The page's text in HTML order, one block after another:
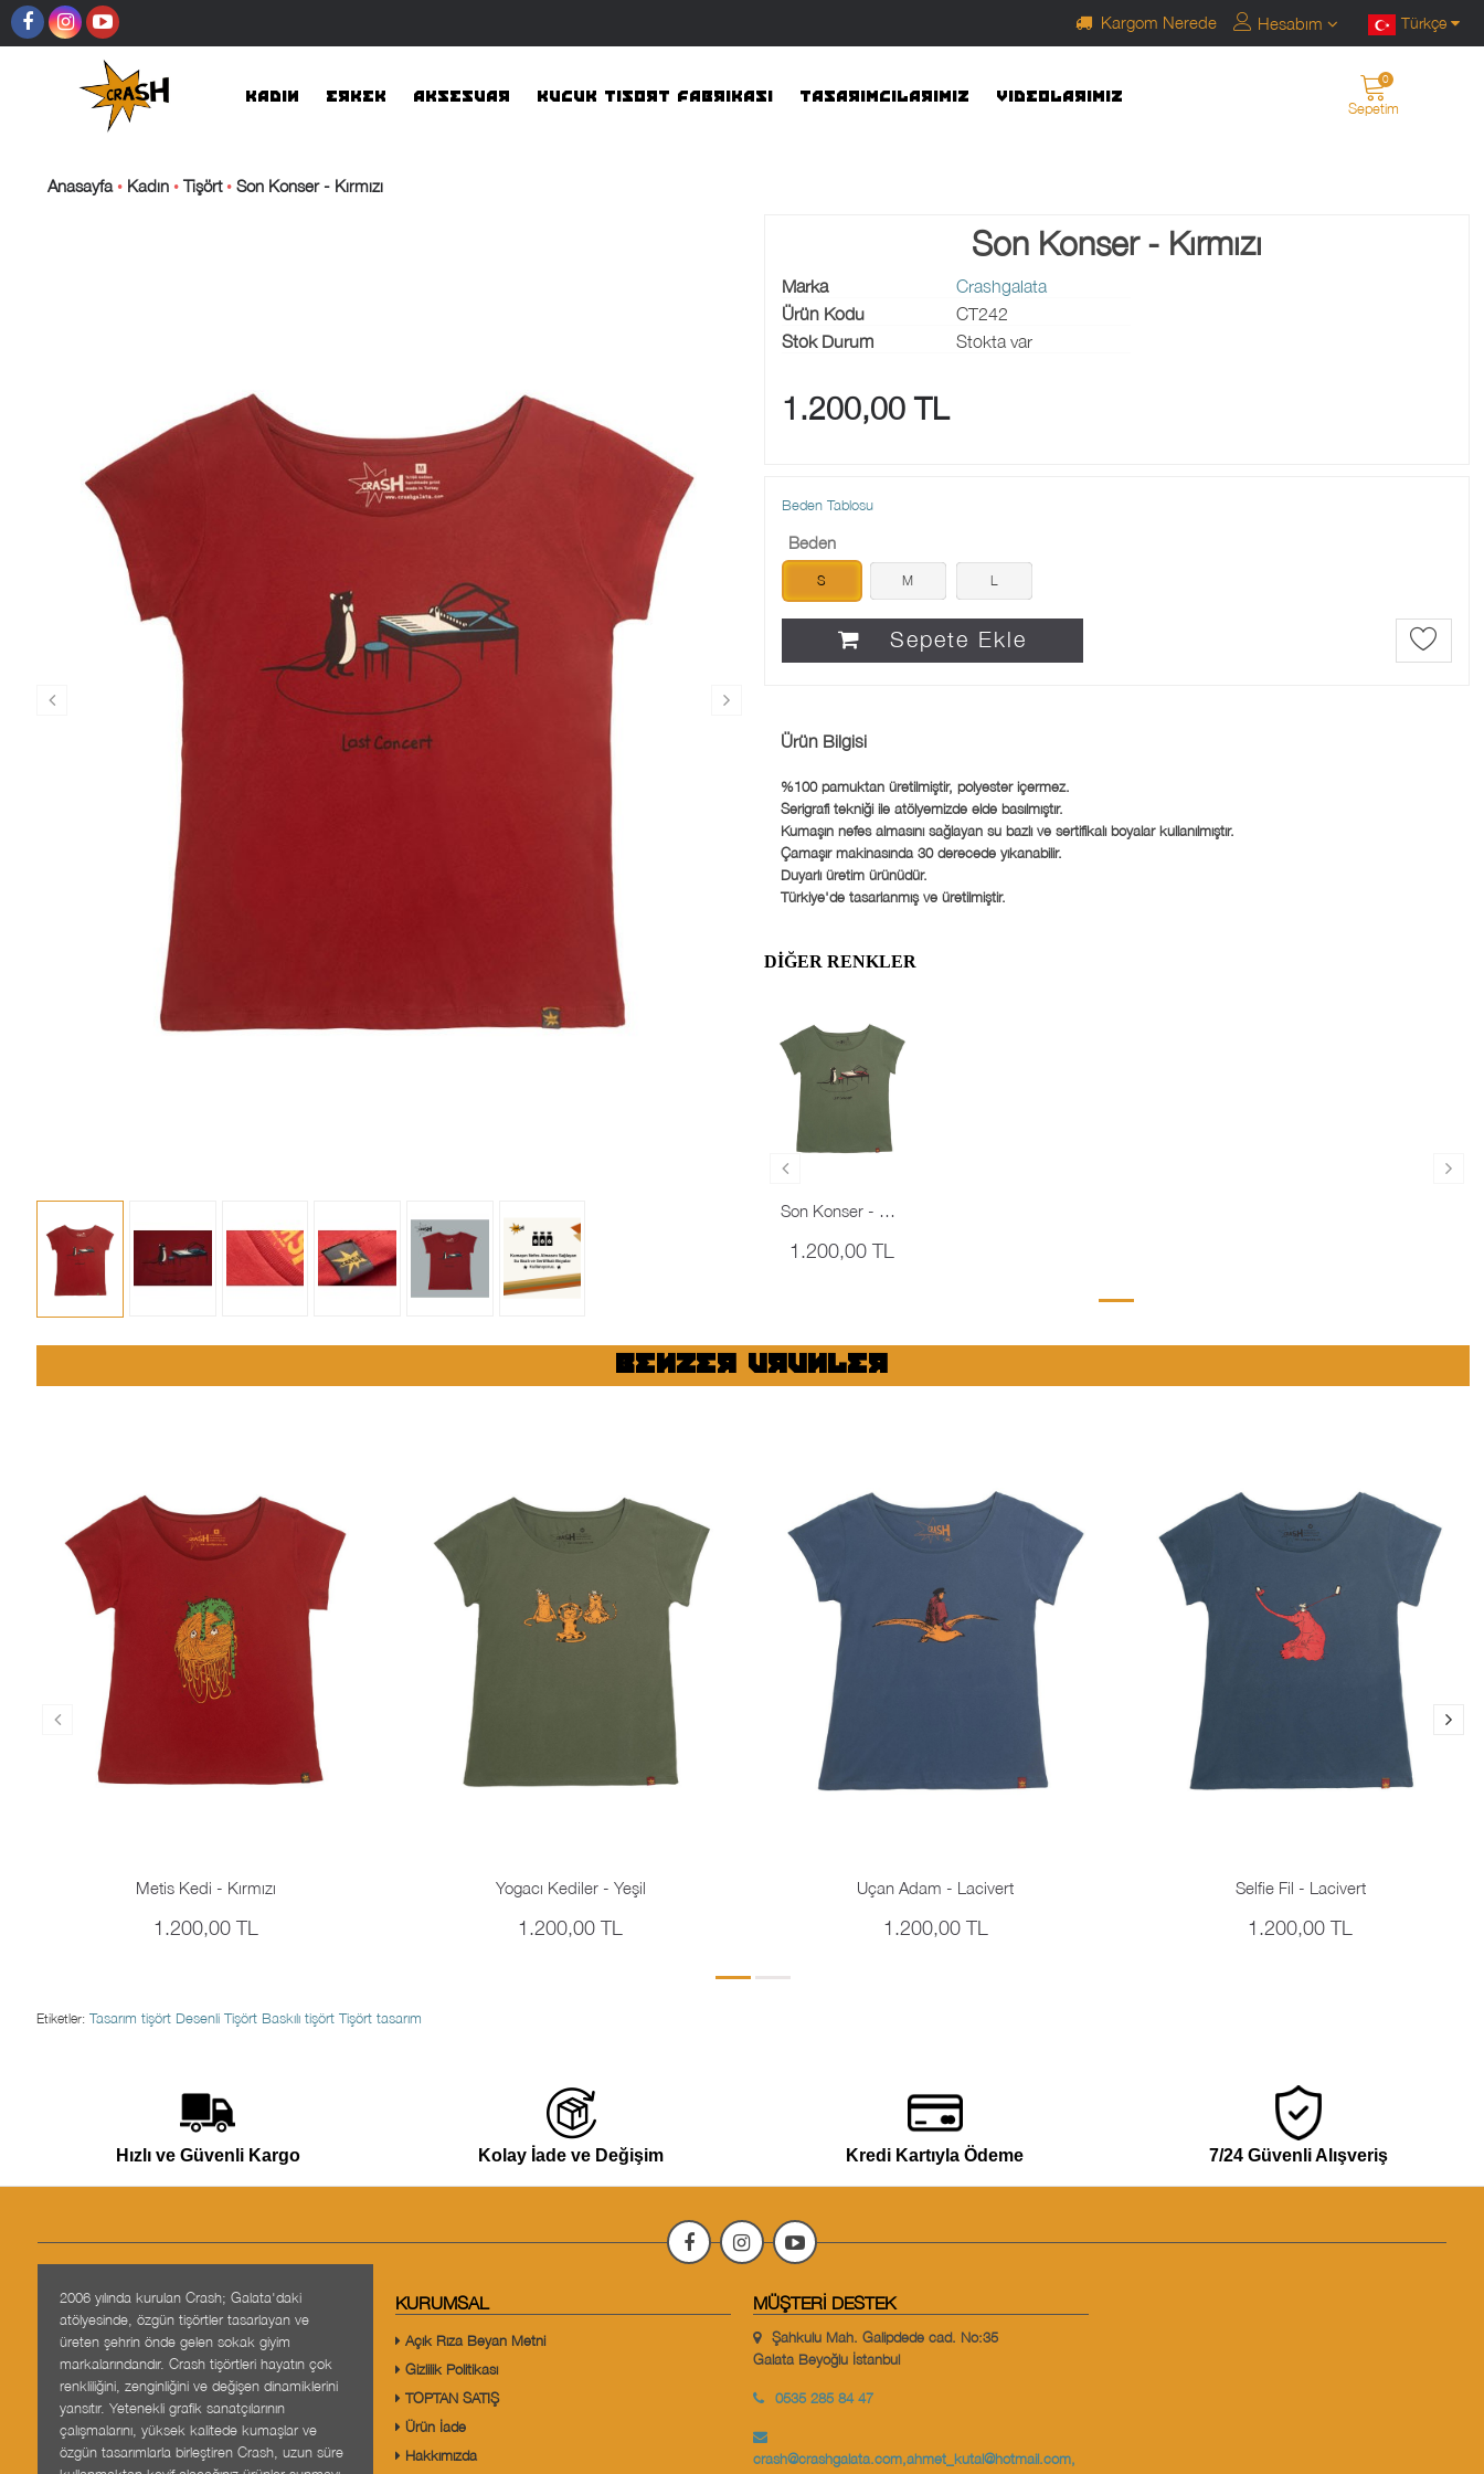
Türkçe
Hesabım
Kargom Nerede
KADIN ERKEK AKSESUAR KUCUK TISORT FABRIKASI TASARIMCILARIMIZ VIDEOLARIMIZ
Sepetim
0
Anasayfa Kadın Tişört Son Konser - Kırmızı
Son Konser - Kırmızı
Marka
Crashgalata
Ürün Kodu
CT242
Stok Durum
Stokta var
1.200,00 TL
Beden Tablosu
Beden
S M L
Sepete Ekle
Ürün Bilgisi
%100 pamuktan üretilmiştir, polyester içermez.
Serigrafi tekniği ile atölyemizde elde basılmıştır.
Kumaşın nefes almasını sağlayan su bazlı ve sertifikalı boyalar kullanılmıştır.
Çamaşır makinasında 30 derecede yıkanabilir.
Duyarlı üretim ürünüdür.
Türkiye'de tasarlanmış ve üretilmiştir.
DIĞER RENKLER
Son Konser - Yeşil
1.200,00 TL
BENZER URUNLER
Metis Kedi - Kırmızı
1.200,00 TL
Yogacı Kediler - Yeşil
1.200,00 TL
Uçan Adam - Lacivert
1.200,00 TL
Selfie Fil - Lacivert
1.200,00 TL
Etiketler: Tasarım tişört Desenli Tişört Baskılı tişört Tişört tasarım
Hızlı ve Güvenli Kargo Kolay İade ve Değişim Kredi Kartıyla Ödeme 7/24 Güvenli Alışveriş
2006 yılında kurulan Crash; Galata'daki
atölyesinde, özgün tişörtler tasarlayan ve
üreten şehrin önde gelen sokak giyim
markalarındandır. Crash tişörtleri hayatın çok
renkliliğini, zenginliğini ve değişen dinamiklerini
yansıtır. Yetenekli grafik sanatçılarının
çalışmalarını, yüksek kalitede kumaşlar ve
özgün tasarımlarla birleştiren Crash, uzun süre
KURUMSAL
Açık Rıza Beyan Metni
Gizlilik Politikası
TOPTAN SATIŞ
Ürün İade
Hakkımızda
MÜŞTERI DESTEK
Şahkulu Mah. Galipdede cad. No:35
Galata Beyoğlu İstanbul
0535 285 84 47
crash@crashgalata.com,ahmet_kutal@hotmail.com,